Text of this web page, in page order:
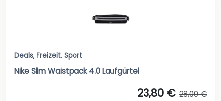
Deals, Freizeit, Sport
Nike Slim Waistpack 4.0 Laufgürtel
23,80 € 28,00 €